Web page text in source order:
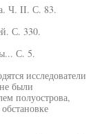
Ч. II. С. 83.
С. 330.
С. 5.
исследователи
были
полуострова,